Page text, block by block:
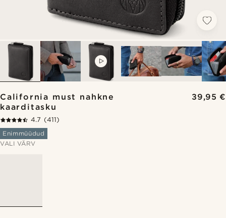
California must nahkne
kaarditasku
39,95 €
4.7 (411)
Enimmüüdud
VALI VÄRV